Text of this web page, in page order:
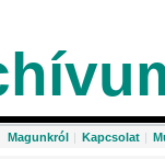
Magunkról | Kapcsolat |